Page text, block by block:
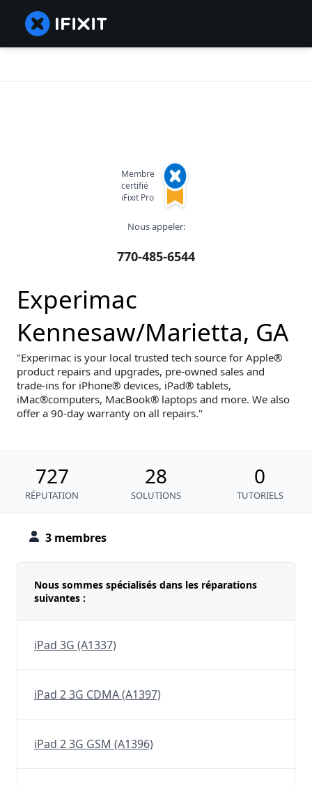
3 membres
Experimac
Kennesaw/Marietta, GA
Experimac is your local trusted tech source for Apple®
product repairs and upgrades, pre-owned sales and
trade-ins for iPhone® devices, iPad® tablets,
iMac®computers, MacBook® laptops and more. We also
offer a 90-day warranty on all repairs.
727
RÉPUTATION
28
SOLUTIONS
0
TUTORIELS
Membre
certifié
iFixit Pro
Nous appeler:
770-485-6544
Nous sommes spécialisés dans les réparations
suivantes :
iPad 3G (A1337)
iPad 2 3G CDMA (A1397)
iPad 2 3G GSM (A1396)